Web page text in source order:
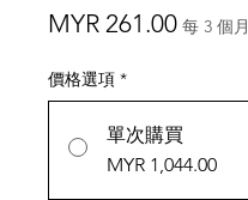
MYR 261.00價
每 3 個月
價格選項 *
單次購買
MYR 1,044.00